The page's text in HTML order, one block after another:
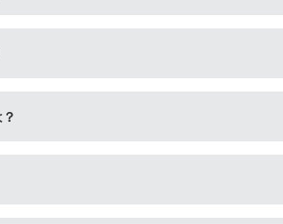
問題ございませんのでご安心ください。
わけではありません。）